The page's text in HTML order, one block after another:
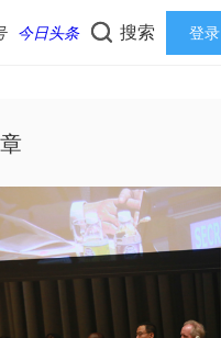
今日头条 搜索 登录